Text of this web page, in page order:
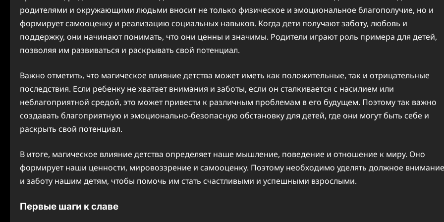
родителями и окружающими людьми вносит не только физическое и эмоциональное благополучие, но и
формирует самооценку и реализацию социальных навыков. Когда дети получают заботу, любовь и
поддержку, они начинают понимать, что они ценны и значимы. Родители играют роль примера для детей,
позволяя им развиваться и раскрывать свой потенциал.
Важно отметить, что магическое влияние детства может иметь как положительные, так и отрицательные
последствия. Если ребенку не хватает внимания и заботы, если он сталкивается с насилием или
неблагоприятной средой, это может привести к различным проблемам в его будущем. Поэтому так важно
создавать благоприятную и эмоционально-безопасную обстановку для детей, где они могут быть себе и
раскрыть свой потенциал.
В итоге, магическое влияние детства определяет наше мышление, поведение и отношение к миру. Оно
формирует наши ценности, мировоззрение и самооценку. Поэтому необходимо уделять должное внимание
и заботу нашим детям, чтобы помочь им стать счастливыми и успешными взрослыми.
Первые шаги к славе